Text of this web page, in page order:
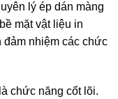
lý ép dán màng
mặt vật liệu in
đảm nhiệm các chức
chức năng cốt lõi.